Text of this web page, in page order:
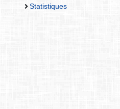
Statistiques